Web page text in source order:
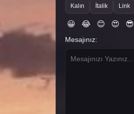
Kalın İtalik Link
😀 😂 😊 😍 😎
Mesajınız: